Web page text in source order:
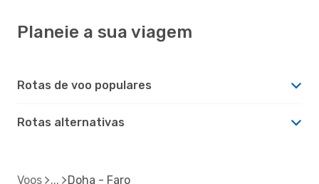
Planeie a sua viagem
Rotas de voo populares
Rotas alternativas
Voos Doha - Faro